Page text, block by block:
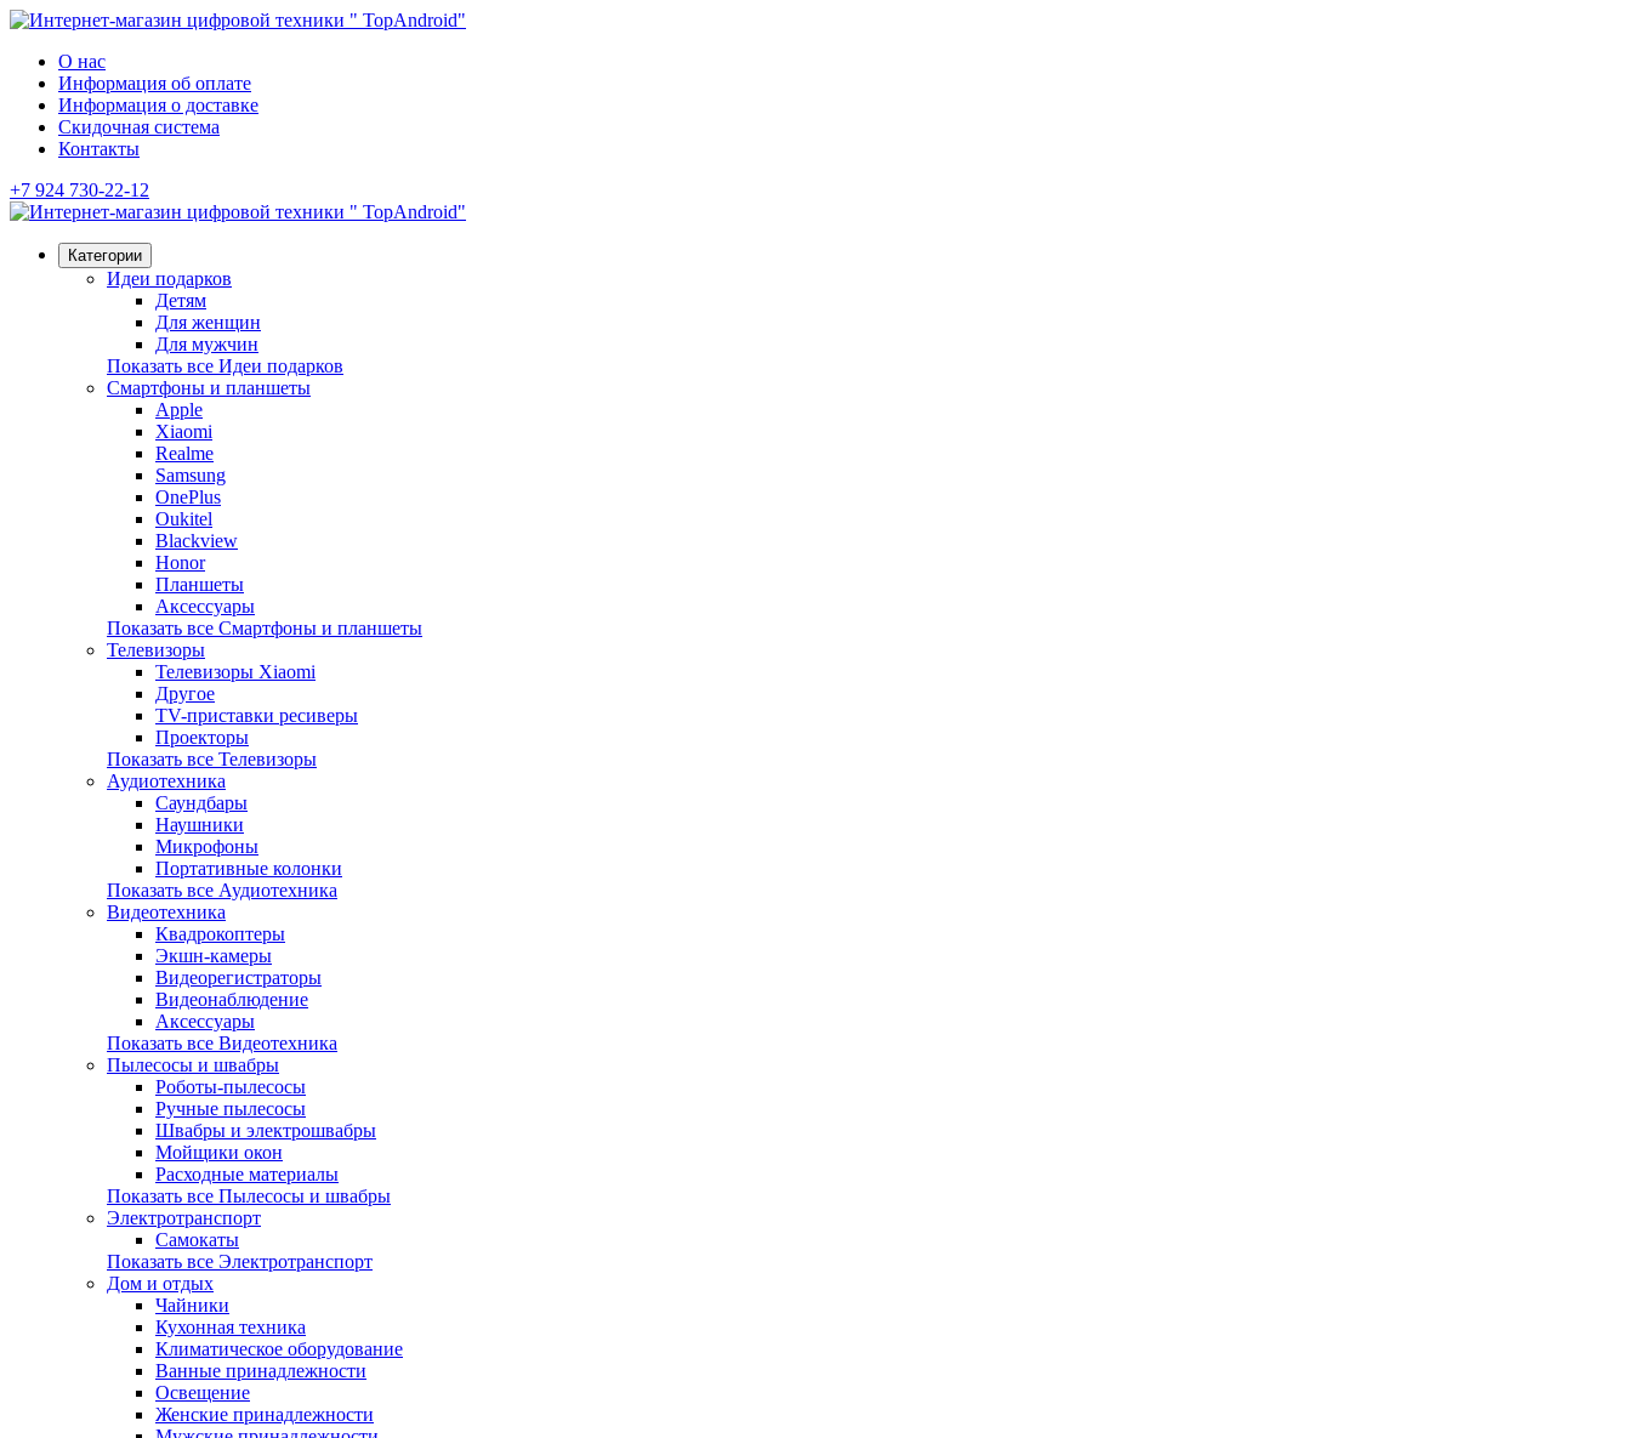
О нас
Информация об оплате
Информация о доставке
Скидочная система
Контакты
+7 924 730-22-12
Категории
Идеи подарков
Детям
Для женщин
Для мужчин
Показать все Идеи подарков
Смартфоны и планшеты
Apple
Xiaomi
Realme
Samsung
OnePlus
Oukitel
Blackview
Honor
Планшеты
Аксессуары
Показать все Смартфоны и планшеты
Телевизоры
Телевизоры Xiaomi
Другое
TV-приставки ресиверы
Проекторы
Показать все Телевизоры
Аудиотехника
Саундбары
Наушники
Микрофоны
Портативные колонки
Показать все Аудиотехника
Видеотехника
Квадрокоптеры
Экшн-камеры
Видеорегистраторы
Видеонаблюдение
Аксессуары
Показать все Видеотехника
Пылесосы и швабры
Роботы-пылесосы
Ручные пылесосы
Швабры и электрошвабры
Мойщики окон
Расходные материалы
Показать все Пылесосы и швабры
Электротранспорт
Самокаты
Показать все Электротранспорт
Дом и отдых
Чайники
Кухонная техника
Климатическое оборудование
Ванные принадлежности
Освещение
Женские принадлежности